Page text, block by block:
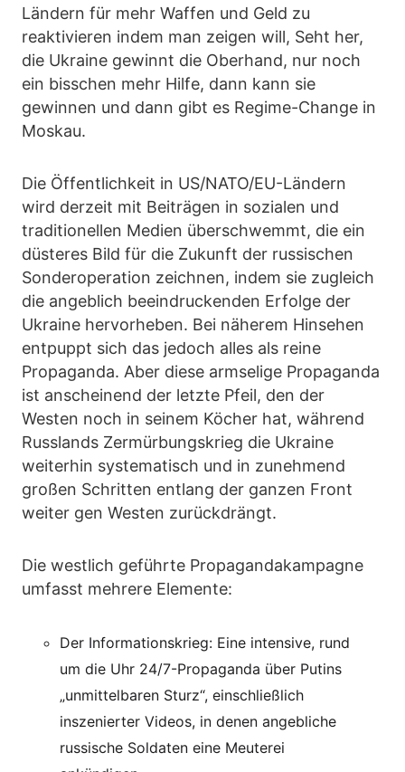
Ländern für mehr Waffen und Geld zu
reaktivieren indem man zeigen will, Seht her,
die Ukraine gewinnt die Oberhand, nur noch
ein bisschen mehr Hilfe, dann kann sie
gewinnen und dann gibt es Regime-Change in
Moskau.
Die Öffentlichkeit in US/NATO/EU-Ländern
wird derzeit mit Beiträgen in sozialen und
traditionellen Medien überschwemmt, die ein
düsteres Bild für die Zukunft der russischen
Sonderoperation zeichnen, indem sie zugleich
die angeblich beeindruckenden Erfolge der
Ukraine hervorheben. Bei näherem Hinsehen
entpuppt sich das jedoch alles als reine
Propaganda. Aber diese armselige Propaganda
ist anscheinend der letzte Pfeil, den der
Westen noch in seinem Köcher hat, während
Russlands Zermürbungskrieg die Ukraine
weiterhin systematisch und in zunehmend
großen Schritten entlang der ganzen Front
weiter gen Westen zurückdrängt.
Die westlich geführte Propagandakampagne
umfasst mehrere Elemente:
Der Informationskrieg: Eine intensive, rund
um die Uhr 24/7-Propaganda über Putins
„unmittelbaren Sturz“, einschließlich
inszenierter Videos, in denen angebliche
russische Soldaten eine Meuterei